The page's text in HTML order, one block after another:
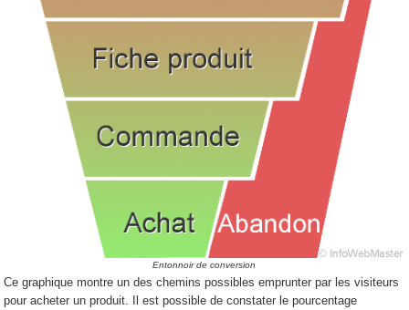
Entonnoir de conversion
Ce graphique montre un des chemins possibles emprunter par les visiteurs
pour acheter un produit. Il est possible de constater le pourcentage